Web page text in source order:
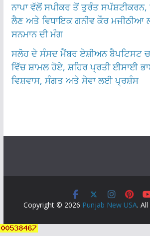
ਨਾਪਾ ਵੱਲੋਂ ਸਪੀਕਰ ਤੋਂ ਤੁਰੰਤ
ਲੈਣ ਅਤੇ ਵਿਧਾਇਕ ਗਨੀਵ ਕੌਰ ਮਜੀਠੀਆ
ਸਨਮਾਨ ਦੀ ਮੰਗ
ਸਲੋਹ ਦੇ ਸੰਸਦ ਮੈਂਬਰ ਏਸ਼ੀਅਨ ਬੈਪਟਿਸਟ
ਵਿੱਚ ਸ਼ਾਮਲ ਹੋਏ, ਸ਼ਹਿਰ ਪ੍ਰਤੀ ਈਸਾਈ
ਵਿਸ਼ਵਾਸ, ਸੰਗਤ ਅਤੇ ਸੇਵਾ ਲਈ ਪ੍ਰਸ਼ੰਸ
Copyright © 2026 Punjab New USA.